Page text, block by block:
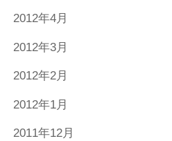
2012年4月
2012年3月
2012年2月
2012年1月
2011年12月